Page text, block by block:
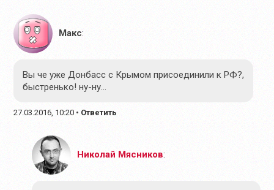
Макс:
Вы че уже Донбасс с Крымом присоединили к РФ?,
быстренько! ну-ну…
27.03.2016, 10:20 • Ответить
Николай Мясников: